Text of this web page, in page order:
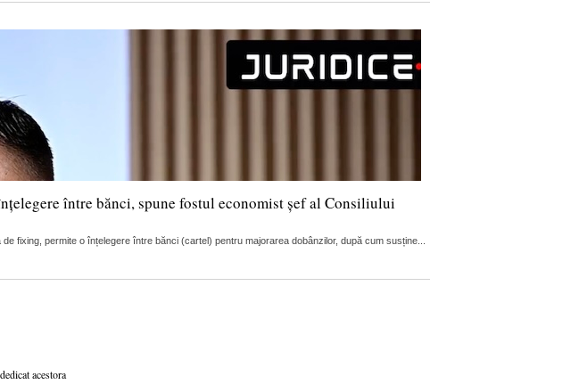
între bănci, spune fostul economist șef al Consiliului
fixing, permite o înțelegere între bănci (cartel) pentru majorarea dobânzilor, după cum susține...
acestora